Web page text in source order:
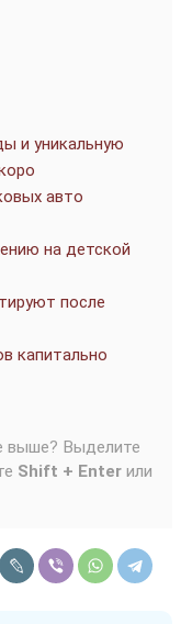
и уникальную
авто
на детской
после
капитально
выше? Выделите
Shift + Enter или